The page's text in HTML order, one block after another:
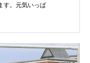
す。元気いっぱ